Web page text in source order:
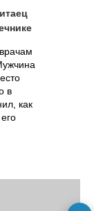
в
как